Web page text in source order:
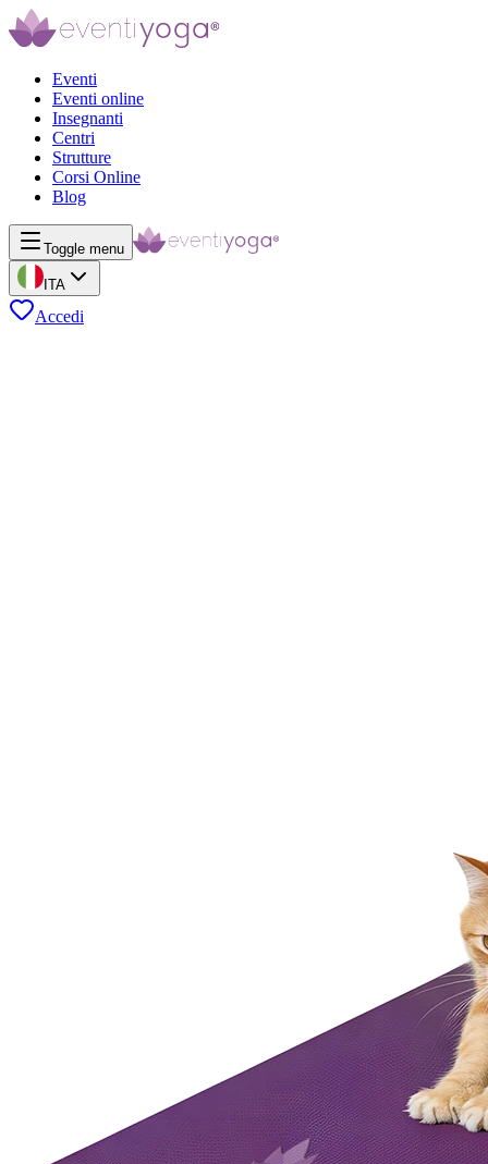
Eventi
Eventi online
Insegnanti
Centri
Strutture
Corsi Online
Blog
Toggle menu
ITA
Accedi